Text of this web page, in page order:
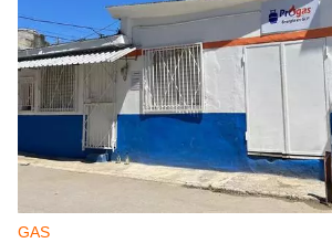
GUERRA
Ucrania ataca otro centro
ruso, esta vez en los Urales
GAS